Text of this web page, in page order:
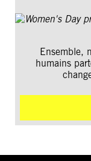
Ensemble,
humains